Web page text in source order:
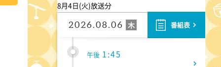
8月4日(火)放送分
2026.08.06 木 番組表
立 何にする?～ 今日はハム
の日!ごちそうに変身
午後 1:45